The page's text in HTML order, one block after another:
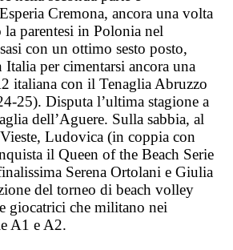
Cremona, ancora una volta
parentesi in Polonia nel
con un ottimo sesto posto,
per cimentarsi ancora una
italiana con il Tenaglia Abruzzo
25). Disputa l’ultima stagione a
dell’Aguere. Sulla sabbia, al
Ludovica (in coppia con
il Queen of the Beach Serie
Serena Ortolani e Giulia
del torneo di beach volley
giocatrici che militano nei
A1 e A2.